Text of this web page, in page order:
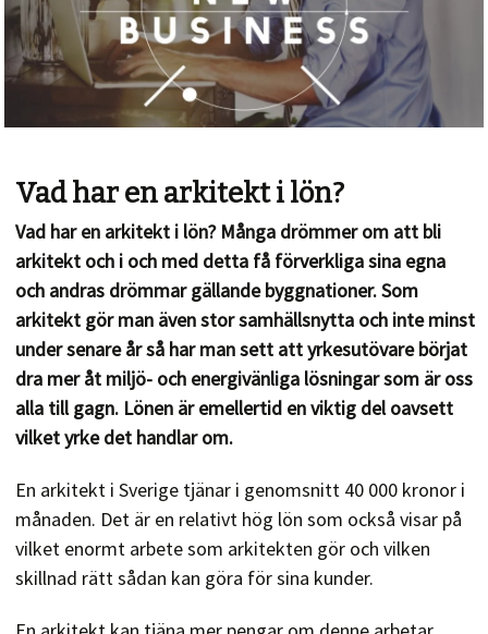
Vad har en arkitekt i lön?
Vad har en arkitekt i lön? Många drömmer om att bli
arkitekt och i och med detta få förverkliga sina egna
och andras drömmar gällande byggnationer. Som
arkitekt gör man även stor samhällsnytta och inte minst
under senare år så har man sett att yrkesutövare börjat
dra mer åt miljö- och energivänliga lösningar som är oss
alla till gagn. Lönen är emellertid en viktig del oavsett
vilket yrke det handlar om.
En arkitekt i Sverige tjänar i genomsnitt 40 000 kronor i
månaden. Det är en relativt hög lön som också visar på
vilket enormt arbete som arkitekten gör och vilken
skillnad rätt sådan kan göra för sina kunder.